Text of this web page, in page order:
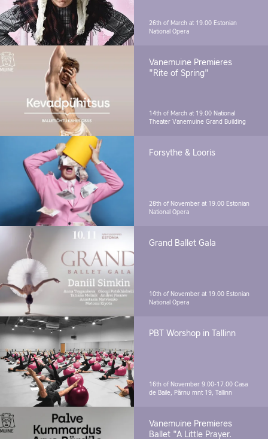
26th of March at 19.00 Estonian
National Opera
Vanemuine Premieres
"Rite of Spring"
14th of March at 19.00 National
Theater Vanemuine Grand Building
Forsythe & Looris
28th of November at 19.00 Estonian
National Opera
Grand Ballet Gala
10th of November at 19.00 Estonian
National Opera
PBT Worshop in Tallinn
16th of November 9.00-17.00 Casa
de Baile, Pärnu mnt 19, Tallinn
Vanemuine Premieres
Ballet "A Little Prayer.